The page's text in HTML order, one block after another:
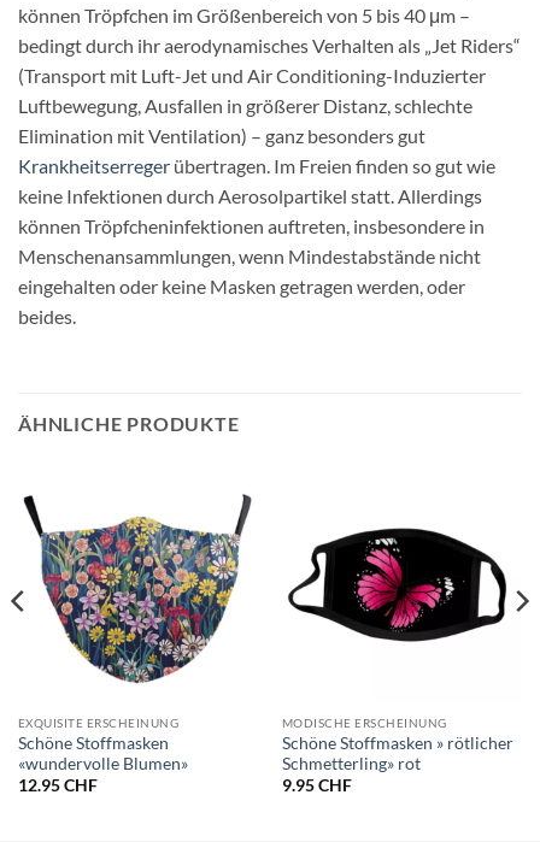
können Tröpfchen im Größenbereich von 5 bis 40 μm –
bedingt durch ihr aerodynamisches Verhalten als „Jet Riders“
(Transport mit Luft-Jet und Air Conditioning-Induzierter
Luftbewegung, Ausfallen in größerer Distanz, schlechte
Elimination mit Ventilation) – ganz besonders gut
Krankheitserreger übertragen. Im Freien finden so gut wie
keine Infektionen durch Aerosolpartikel statt. Allerdings
können Tröpfcheninfektionen auftreten, insbesondere in
Menschenansammlungen, wenn Mindestabstände nicht
eingehalten oder keine Masken getragen werden, oder
beides.
ÄHNLICHE PRODUKTE
EXQUISITE ERSCHEINUNG
Schöne Stoffmasken
«wundervolle Blumen»
12.95CHF
MODISCHE ERSCHEINUNG
Schöne Stoffmasken » rötlicher
Schmetterling» rot
9.95CHF